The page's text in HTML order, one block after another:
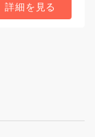
詳細を見る